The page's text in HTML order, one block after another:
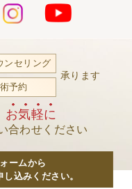
ンセリング
予約
承ります
お気軽に
合わせください
ームから
込みください。